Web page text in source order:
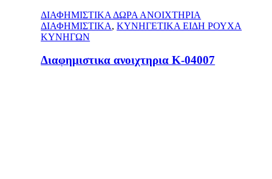
ΔΙΑΦΗΜΙΣΤΙΚΑ ΔΩΡΑ ΑΝΟΙΧΤΗΡΙΑ
ΔΙΑΦΗΜΙΣΤΙΚΑ,ΚΥΝΗΓΕΤΙΚΑ ΕΙΔΗ ΡΟΥΧΑ
ΚΥΝΗΓΩΝ
Διαφημιστικα ανοιχτηρια Κ-04007